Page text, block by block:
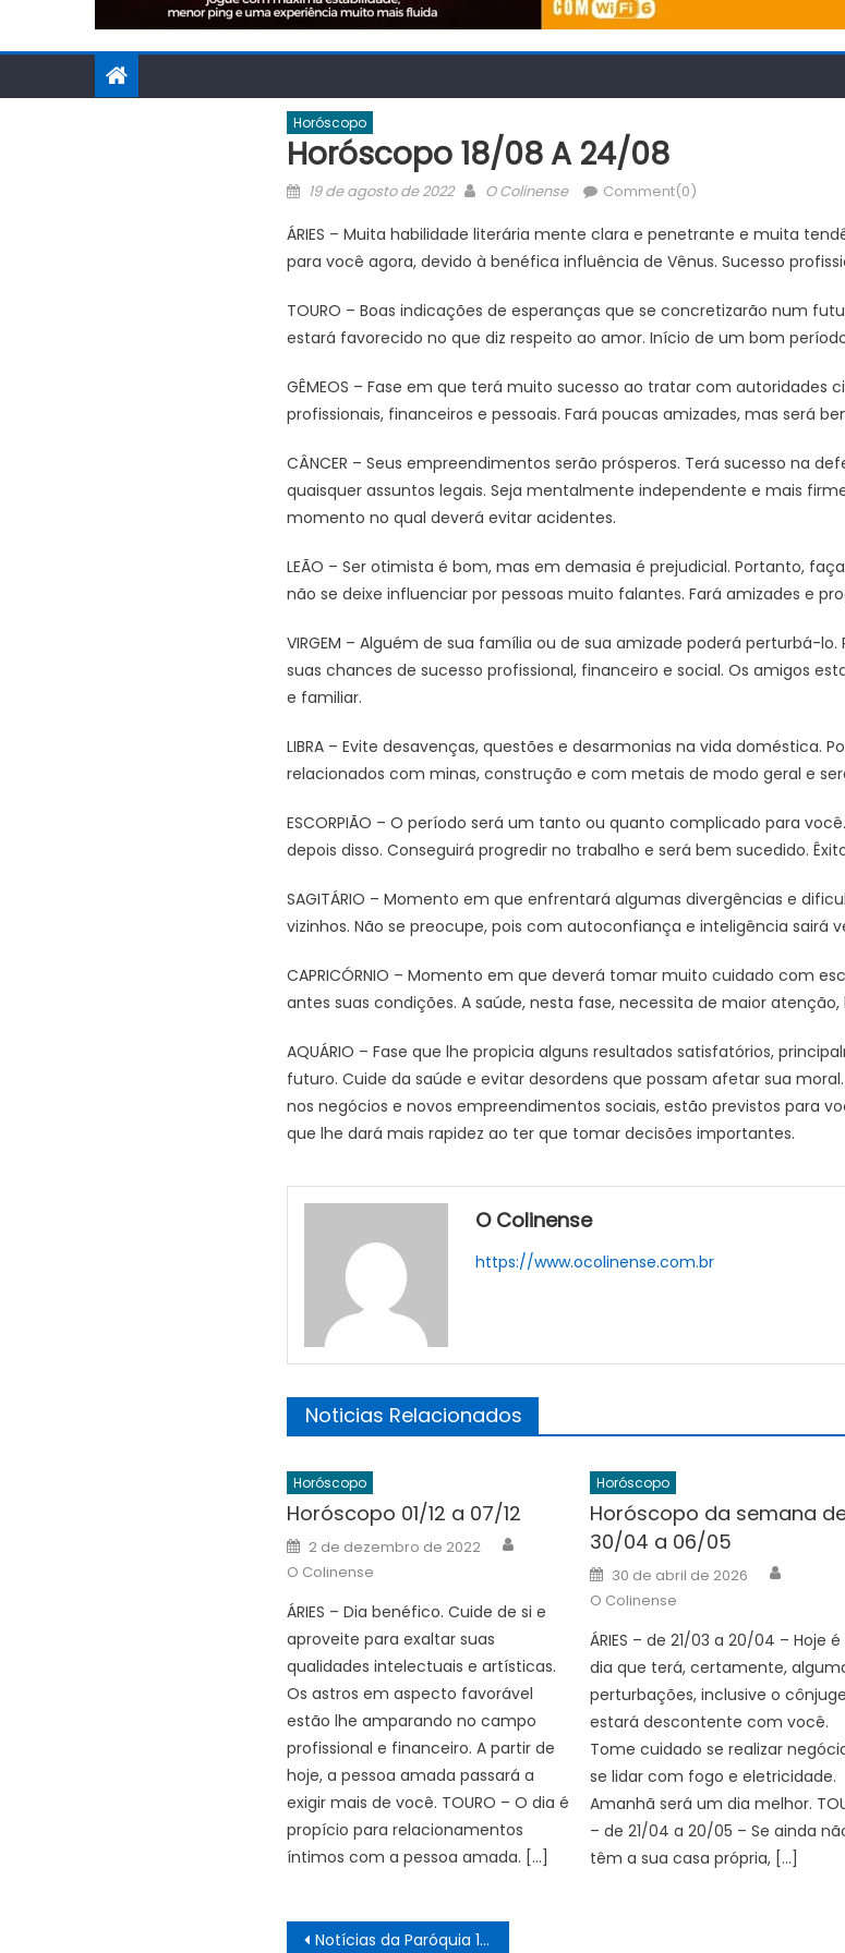
Horóscopo
Horóscopo 18/08 A 24/08
Posted
19 de agosto de 2022 Author
O Colinense Comment(0)
ÁRIES – Muita habilidade literária mente clara e penetrante e muita
para você agora, devido à benéfica influência de Vênus. Sucesso
TOURO – Boas indicações de esperanças que se concretizarão num
estará favorecido no que diz respeito ao amor. Início de um bom
GÊMEOS – Fase em que terá muito sucesso ao tratar com autoridades
profissionais, financeiros e pessoais. Fará poucas amizades, mas será
CÂNCER – Seus empreendimentos serão prósperos. Terá sucesso na
quaisquer assuntos legais. Seja mentalmente independente e mais
momento no qual deverá evitar acidentes.
LEÃO – Ser otimista é bom, mas em demasia é prejudicial. Portanto,
não se deixe influenciar por pessoas muito falantes. Fará amizades e
VIRGEM – Alguém de sua família ou de sua amizade poderá perturbá-
suas chances de sucesso profissional, financeiro e social. Os amigos
e familiar.
LIBRA – Evite desavenças, questões e desarmonias na vida doméstica.
relacionados com minas, construção e com metais de modo geral e
ESCORPIÃO – O período será um tanto ou quanto complicado para
depois disso. Conseguirá progredir no trabalho e será bem sucedido.
SAGITÁRIO – Momento em que enfrentará algumas divergências e
vizinhos. Não se preocupe, pois com autoconfiança e inteligência sairá
CAPRICÓRNIO – Momento em que deverá tomar muito cuidado com
antes suas condições. A saúde, nesta fase, necessita de maior
AQUÁRIO – Fase que lhe propicia alguns resultados satisfatórios,
futuro. Cuide da saúde e evitar desordens que possam afetar sua moral.
nos negócios e novos empreendimentos sociais, estão previstos para
que lhe dará mais rapidez ao ter que tomar decisões importantes.
O Colinense
https://www.ocolinense.com.br
Noticias Relacionados
Horóscopo
Horóscopo 01/12 a 07/12
Posted
on
2 de dezembro de 2022
O Colinense
ÁRIES – Dia benéfico. Cuide de si e
aproveite para exaltar suas
qualidades intelectuais e artísticas.
Os astros em aspecto favorável
estão lhe amparando no campo
profissional e financeiro. A partir de
hoje, a pessoa amada passará a
exigir mais de você. TOURO – O dia é
propício para relacionamentos
íntimos com a pessoa amada. […]
Horóscopo
Horóscopo da semana
30/04 a 06/05
Posted
on
30 de abril de 2026
O Colinense
ÁRIES – de 21/03 a 20/04 – Hoje
dia que terá, certamente,
perturbações, inclusive o cônjuge
estará descontente com você.
Tome cuidado se realizar
se lidar com fogo e eletricidade.
Amanhã será um dia melhor.
– de 21/04 a 20/05 – Se ainda
têm a sua casa própria, […]
Navegação
Notícias da Paróquia 19/08 a 24/08